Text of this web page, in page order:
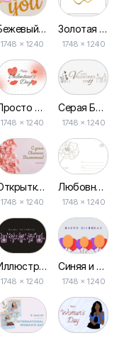
Бежевый Современный Типографический Валентинский Открытка
1748 × 1240
Просто Розовый и Бежевый Открытка с Днем Святого Валентина
1748 × 1240
Открытка Ко Дню Святого Валентина с Розовыми Лепестками на Нежном Фоне
1748 × 1240
Иллюстрация Открытки к Дню Рождения Black Pink
1748 × 1240
Золотая Открытка Ко Дню Святого Валентина
1748 × 1240
Серая Ботаническая Открытка Ко Дню Святого Валентина
1748 × 1240
Любовная Открытка с Бело-бежевыми Цветами и Элегантной Линией
1748 × 1240
Синяя и Цветная Воздушные Шары Открытка на День Рождения
1748 × 1240